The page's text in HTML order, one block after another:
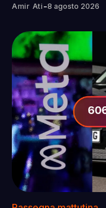
Amir Ati -8 agosto 2026